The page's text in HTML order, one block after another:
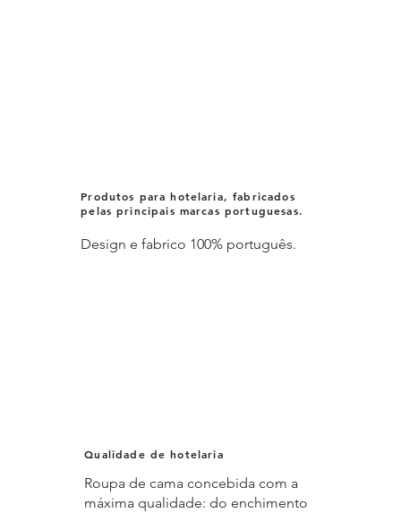
Produtos para hotelaria, fabricados
pelas principais marcas portuguesas.
Design e fabrico 100% português.
Qualidade de hotelaria
Roupa de cama concebida com a
máxima qualidade: do enchimento